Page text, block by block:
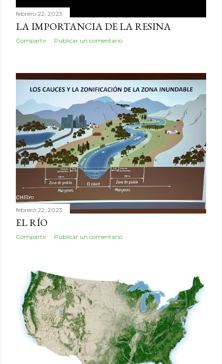
febrero 22, 2023
LA IMPORTANCIA DE LA RESINA
Compartir Publicar un comentario
febrero 22, 2023
EL RÍO
Compartir Publicar un comentario